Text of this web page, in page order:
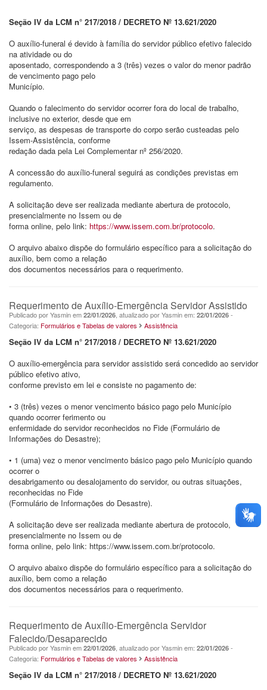
Seção IV da LCM n° 217/2018 / DECRETO Nº 13.621/2020
O auxílio-funeral é devido à família do servidor público efetivo falecido
na atividade ou do
aposentado, correspondendo a 3 (três) vezes o valor do menor padrão
de vencimento pago pelo
Município.
Quando o falecimento do servidor ocorrer fora do local de trabalho,
inclusive no exterior, desde que em
serviço, as despesas de transporte do corpo serão custeadas pelo
Issem-Assistência, conforme
redação dada pela Lei Complementar nº 256/2020.
A concessão do auxílio-funeral seguirá as condições previstas em
regulamento.
A solicitação deve ser realizada mediante abertura de protocolo,
presencialmente no Issem ou de
forma online, pelo link: https://www.issem.com.br/protocolo.
O arquivo abaixo dispõe do formulário específico para a solicitação do
auxílio, bem como a relação
dos documentos necessários para o requerimento.
Requerimento de Auxílio-Emergência Servidor Assistido
Publicado por Yasmin em 22/01/2026 , atualizado por Yasmin em: 22/01/2026 -
Categoria: Formulários e Tabelas de valores Assistência
Seção IV da LCM n° 217/2018 / DECRETO Nº 13.621/2020
O auxílio-emergência para servidor assistido será concedido ao servidor
público efetivo ativo,
conforme previsto em lei e consiste no pagamento de:
• 3 (três) vezes o menor vencimento básico pago pelo Município
quando ocorrer ferimento ou
enfermidade do servidor reconhecidos no Fide (Formulário de
Informações do Desastre);
• 1 (uma) vez o menor vencimento básico pago pelo Município quando
ocorrer o
desabrigamento ou desalojamento do servidor, ou outras situações,
reconhecidas no Fide
(Formulário de Informações do Desastre).
A solicitação deve ser realizada mediante abertura de protocolo,
presencialmente no Issem ou de
forma online, pelo link: https://www.issem.com.br/protocolo.
O arquivo abaixo dispõe do formulário específico para a solicitação do
auxílio, bem como a relação
dos documentos necessários para o requerimento.
Requerimento de Auxílio-Emergência Servidor
Falecido/Desaparecido
Publicado por Yasmin em 22/01/2026 , atualizado por Yasmin em: 22/01/2026 -
Categoria: Formulários e Tabelas de valores Assistência
Seção IV da LCM n° 217/2018 / DECRETO Nº 13.621/2020